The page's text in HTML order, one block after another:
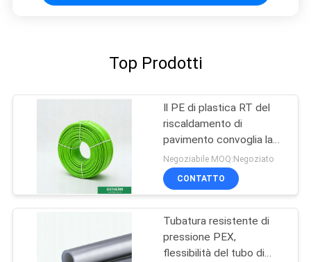
Top Prodotti
Il PE di plastica RT del
riscaldamento di
pavimento convoglia la
riparazione facile di
100m/rotolo ad alta
densità
Negoziabile MOQ:Negoziato
CONTATTO
Tubatura resistente di
pressione PEX,
flessibilità del tubo di